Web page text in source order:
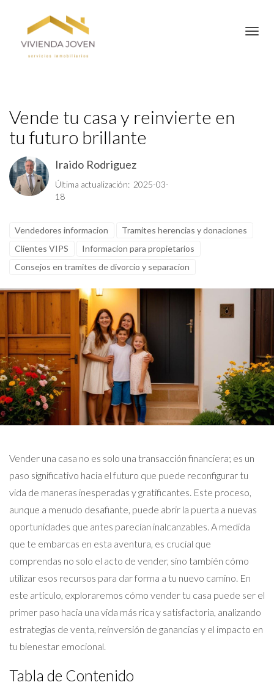
Vende tu casa y reinvierte en
tu futuro brillante
Iraido Rodriguez
Última actualización: 2025-03-
18
Vendedores informacion
Tramites herencias y donaciones
Clientes VIPS
Informacion para propietarios
Consejos en tramites de divorcio y separacion
Vender una casa no es solo una transacción financiera; es un
paso significativo hacia el futuro que puede reconfigurar tu
vida de maneras inesperadas y gratificantes. Este proceso,
aunque a menudo desafiante, puede abrir la puerta a nuevas
oportunidades que antes parecían inalcanzables. A medida
que te embarcas en esta aventura, es crucial que
comprendas no solo el acto de vender, sino también cómo
utilizar esos recursos para dar forma a tu nuevo camino. En
este artículo, exploraremos cómo vender tu casa puede ser el
primer paso hacia una vida más rica y satisfactoria, analizando
estrategias de venta, reinversión de ganancias y el impacto en
tu bienestar emocional.
Tabla de Contenido